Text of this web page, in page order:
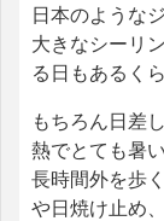
日本のような
大きなシーリ
る日もあるく
もちろん日差
熱でとても暑い
長時間外を歩
や日焼け止め